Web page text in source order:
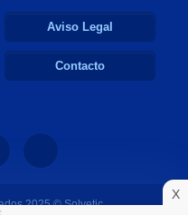
X
Aviso Legal
Contacto
2025 © Solvetic